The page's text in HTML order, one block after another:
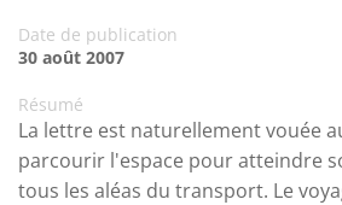
Date de publication
30 août 2007
Résumé
La lettre est naturellement vouée
parcourir l'espace pour atteindre
tous les aléas du transport. Le